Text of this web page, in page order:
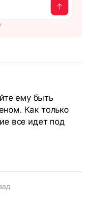
ему быть
Как только
все идет под